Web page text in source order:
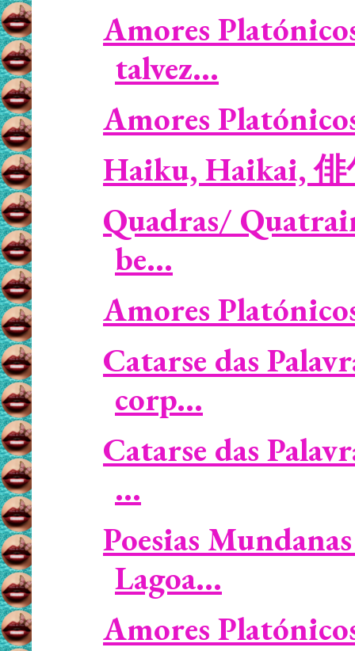
Amores
talvez...
Amores
Haiku, Haikai, 俳
Quadras/
be...
Amores
Catarse das
corp...
Catarse das
...
Poesias
Lagoa...
Amores